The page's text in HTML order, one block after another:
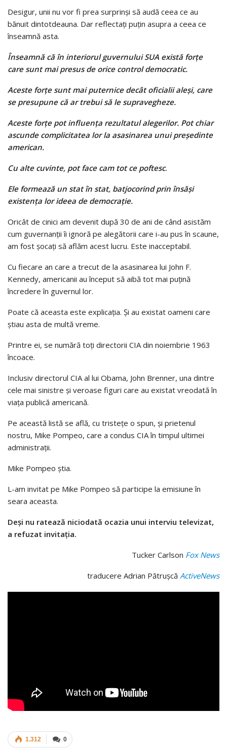
Desigur, unii nu vor fi prea surprinși să audă ceea ce au
bănuit dintotdeauna. Dar reflectați puțin asupra a ceea ce
înseamnă asta.
Înseamnă că în interiorul guvernului SUA există forțe
care sunt mai presus de orice control democratic.
Aceste forțe sunt mai puternice decât oficialii aleși, care
se presupune că ar trebui să le supravegheze.
Aceste forțe pot influența rezultatul alegerilor. Pot chiar
ascunde complicitatea lor la asasinarea unui președinte
american.
Cu alte cuvinte, pot face cam tot ce poftesc.
Ele formează un stat în stat, batjocorind prin însăși
existența lor ideea de democrație.
Oricât de cinici am devenit după 30 de ani de când asistăm
cum guvernanții îi ignoră pe alegătorii care i-au pus în scaune,
am fost șocați să aflăm acest lucru. Este inacceptabil.
Cu fiecare an care a trecut de la asasinarea lui John F.
Kennedy, americanii au început să aibă tot mai puțină
încredere în guvernul lor.
Poate că aceasta este explicația. Și au existat oameni care
știau asta de multă vreme.
Printre ei, se numără toți directorii CIA din noiembrie 1963
încoace.
Inclusiv directorul CIA al lui Obama, John Brenner, una dintre
cele mai sinistre și veroase figuri care au existat vreodată în
viața publică americană.
Pe această listă se află, cu tristețe o spun, și prietenul
nostru, Mike Pompeo, care a condus CIA în timpul ultimei
administrații.
Mike Pompeo știa.
L-am invitat pe Mike Pompeo să participe la emisiune în
seara aceasta.
Deși nu ratează niciodată ocazia unui interviu televizat,
a refuzat invitația.
Tucker Carlson Fox News
traducere Adrian Pătrușcă ActiveNews
0
1.312